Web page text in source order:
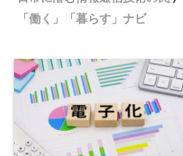
「働く」「暮らす」ナビ